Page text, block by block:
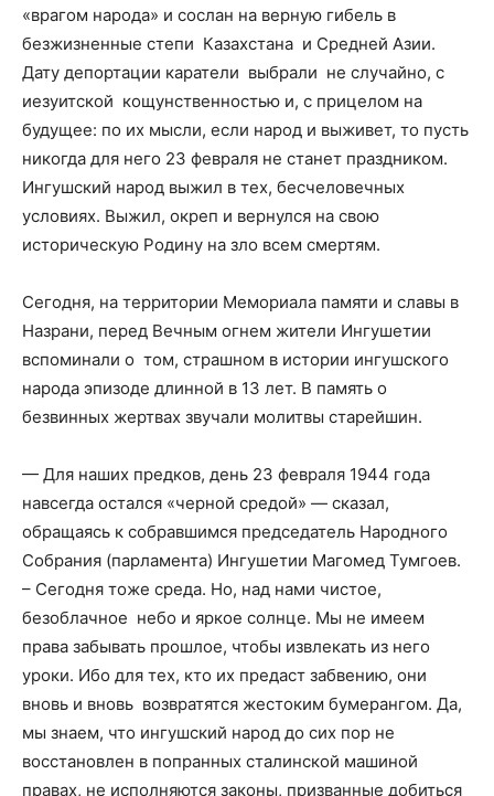
«врагом народа» и сослан на верную гибель в
безжизненные степи Казахстана и Средней Азии.
Дату депортации каратели выбрали не случайно, с
иезуитской кощунственностью и, с прицелом на
будущее: по их мысли, если народ и выживет, то пусть
никогда для него 23 февраля не станет праздником.
Ингушский народ выжил в тех, бесчеловечных
условиях. Выжил, окреп и вернулся на свою
историческую Родину на зло всем смертям.
Сегодня, на территории Мемориала памяти и славы в
Назрани, перед Вечным огнем жители Ингушетии
вспоминали о том, страшном в истории ингушского
народа эпизоде длинной в 13 лет. В память о
безвинных жертвах звучали молитвы старейшин.
— Для наших предков, день 23 февраля 1944 года
навсегда остался «черной средой» — сказал,
обращаясь к собравшимся председатель Народного
Собрания (парламента) Ингушетии Магомед Тумгоев.
– Сегодня тоже среда. Но, над нами чистое,
безоблачное небо и яркое солнце. Мы не имеем
права забывать прошлое, чтобы извлекать из него
уроки. Ибо для тех, кто их предаст забвению, они
вновь и вновь возвратятся жестоким бумерангом. Да,
мы знаем, что ингушский народ до сих пор не
восстановлен в попранных сталинской машиной
правах, не исполняются законы, призванные добиться